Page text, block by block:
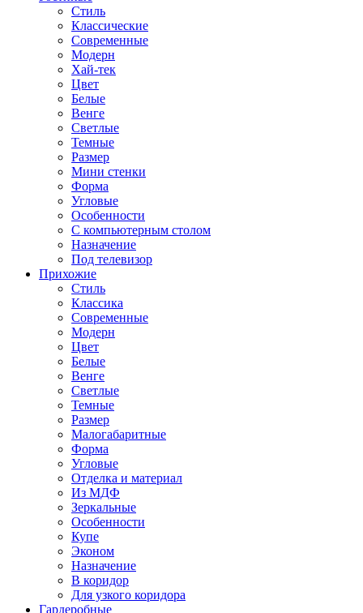
Стиль
Классические
Современные
Модерн
Хай-тек
Цвет
Белые
Венге
Светлые
Темные
Размер
Мини стенки
Форма
Угловые
Особенности
С компьютерным столом
Назначение
Под телевизор
Прихожие
Стиль
Классика
Современные
Модерн
Цвет
Белые
Венге
Светлые
Темные
Размер
Малогабаритные
Форма
Угловые
Отделка и материал
Из МДФ
Зеркальные
Особенности
Купе
Эконом
Назначение
В коридор
Для узкого коридора
Гардеробные